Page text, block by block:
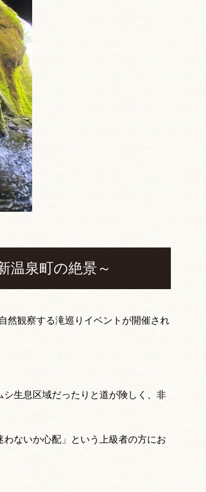
温泉町の絶景～
観察する滝巡りイベントが開催され
生息区域だったりと道が険しく、非
ないか心配」という上級者の方にお